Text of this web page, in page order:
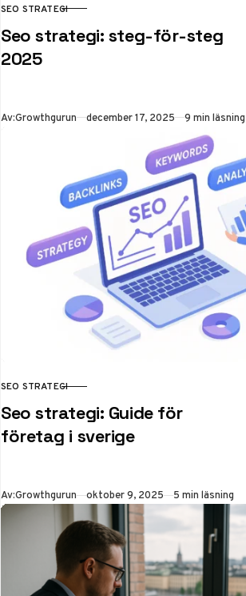
KATEGORI
SEO STRATEGI
Seo strategi: steg-för-steg
2025
Av:Growthgurun Publicerad
december 17, 2025 9 min läsning
KATEGORI
SEO STRATEGI
Seo strategi: Guide för
företag i sverige
Av:Growthgurun Publicerad
oktober 9, 2025 5 min läsning